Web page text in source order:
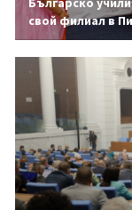
свой филиал в